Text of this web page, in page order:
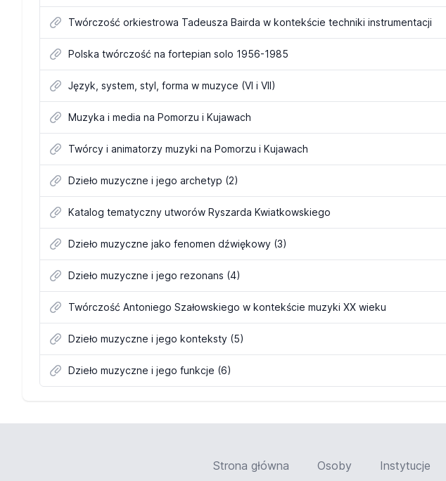
Twórczość orkiestrowa Tadeusza Bairda w kontekście techniki instrumentacji
Polska twórczość na fortepian solo 1956-1985
Język, system, styl, forma w muzyce (VI i VII)
Muzyka i media na Pomorzu i Kujawach
Twórcy i animatorzy muzyki na Pomorzu i Kujawach
Dzieło muzyczne i jego archetyp (2)
Katalog tematyczny utworów Ryszarda Kwiatkowskiego
Dzieło muzyczne jako fenomen dźwiękowy (3)
Dzieło muzyczne i jego rezonans (4)
Twórczość Antoniego Szałowskiego w kontekście muzyki XX wieku
Dzieło muzyczne i jego konteksty (5)
Dzieło muzyczne i jego funkcje (6)
Strona główna Osoby Instytucje